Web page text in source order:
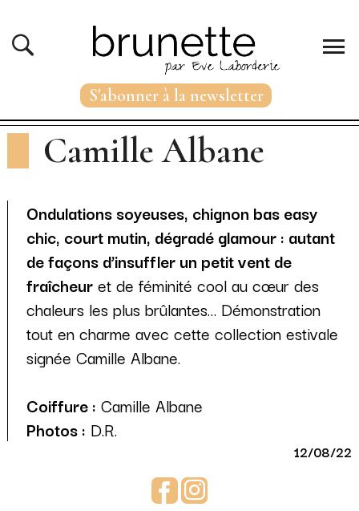
Camille Albane
Ondulations soyeuses, chignon bas easy
chic, court mutin, dégradé glamour : autant
de façons d’insuffler un petit vent de
fraîcheuret de féminité cool au cœur des
chaleurs les plus brûlantes… Démonstration
tout en charme avec cette collection estivale
signée Camille Albane.
Coiffure : Camille Albane
Photos : D.R.
12/08/22
Facebook
S'abonner à la newsletter